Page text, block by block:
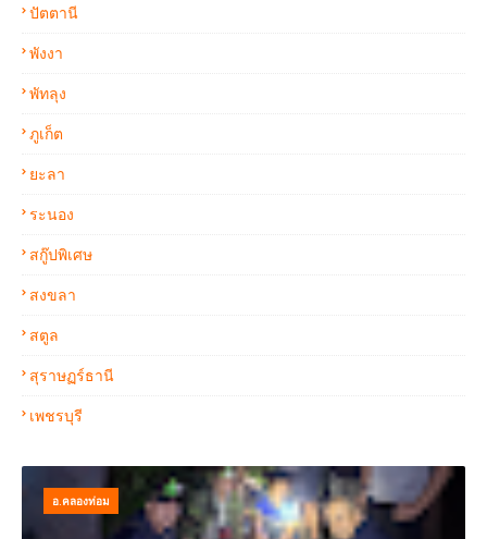
ปัตตานี
พังงา
พัทลุง
ภูเก็ต
ยะลา
ระนอง
สกู๊ปพิเศษ
สงขลา
สตูล
สุราษฏร์ธานี
เพชรบุรี
อ.คลองท่อม